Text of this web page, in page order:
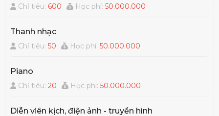
Chỉ tiêu: 600 Học phí:50.000.000
Thanh nhạc
Chỉ tiêu:50 Học phí:50.000.000
Piano
Chỉ tiêu:20 Học phí:50.000.000
Diễn viên kịch, điện ảnh - truyền hình